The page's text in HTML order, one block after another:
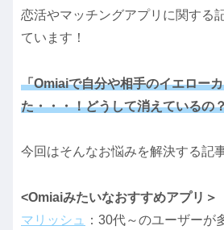
恋活やマッチングアプリに関する
ています！
「Omiaiで自分や相手のイエロー
た・・・！どうして消えているの
今回はそんなお悩みを解決する記
<Omiaiみたいなおすすめアプリ＞
マリッシュ
：30代～のユーザーが